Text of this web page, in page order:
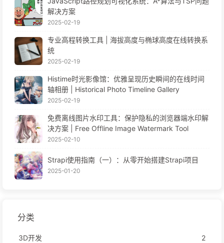
解决方案
2025-02-19
专业高程转换工具 | 海拔高度与椭球高度在线转换系
统
2025-02-19
Histime时光影像馆：优雅呈现历史瞬间的在线时间
轴相册 | Historical Photo Timeline Gallery
2025-02-19
免费离线图片水印工具：保护隐私的浏览器端水印解
决方案 | Free Offline Image Watermark Tool
2025-02-10
Strapi使用指南（一）：从零开始搭建Strapi项目
2025-01-20
分类
3D开发
2